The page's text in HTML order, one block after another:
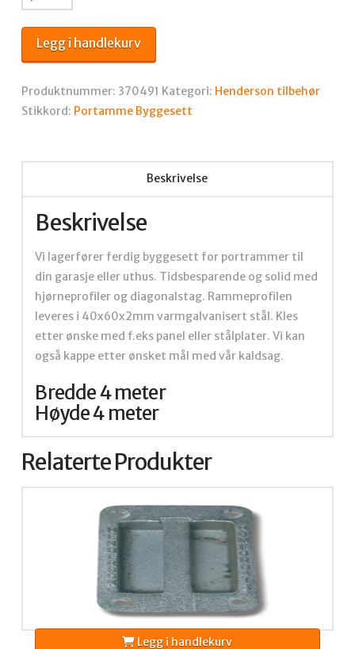
byggesett
BxH
4×4
antall
Legg i handlekurv
Produktnummer: 370491 Kategori: Henderson tilbehør
Stikkord: Portamme Byggesett
Beskrivelse
Beskrivelse
Vi lagerfører ferdig byggesett for portrammer til
din garasje eller uthus. Tidsbesparende og solid med
hjørneprofiler og diagonalstag. Rammeprofilen
leveres i 40x60x2mm varmgalvanisert stål. Kles
etter ønske med f.eks panel eller stålplater. Vi kan
også kappe etter ønsket mål med vår kaldsag.
Bredde 4 meter
Høyde 4 meter
Relaterte Produkter
Legg i handlekurv